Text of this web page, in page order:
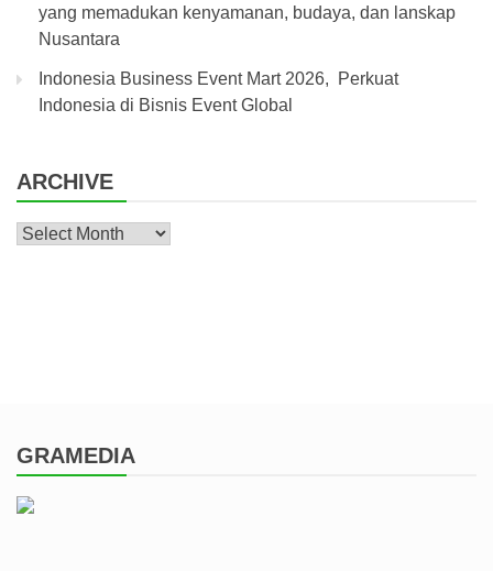
yang memadukan kenyamanan, budaya, dan lanskap
Nusantara
Indonesia Business Event Mart 2026, Perkuat
Indonesia di Bisnis Event Global
ARCHIVE
Archive
GRAMEDIA